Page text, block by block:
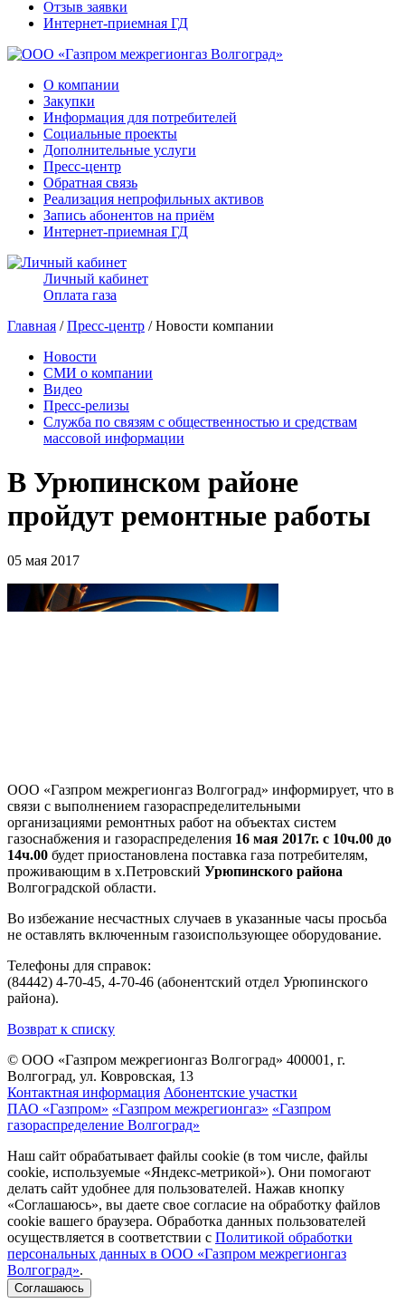
Отзыв заявки
Интернет-приемная ГД
О компании
Закупки
Информация для потребителей
Социальные проекты
Дополнительные услуги
Пресс-центр
Обратная связь
Реализация непрофильных активов
Запись абонентов на приём
Интернет-приемная ГД
Личный кабинет
Оплата газа
Главная /Пресс-центр / Новости компании
Новости
СМИ о компании
Видео
Пресс-релизы
Служба по связям с общественностью и средствам
массовой информации
В Урюпинском районе
пройдут ремонтные работы
05 мая 2017
ООО «Газпром межрегионгаз Волгоград» информирует, что в
связи с выполнением газораспределительными
организациями ремонтных работ на объектах систем
газоснабжения и газораспределения 16 мая 2017г. с 10ч.00 до
14ч.00 будет приостановлена поставка газа потребителям,
проживающим в х.Петровский Урюпинского района
Волгоградской области.
Во избежание несчастных случаев в указанные часы просьба
не оставлять включенным газоиспользующее оборудование.
Телефоны для справок:
(84442) 4-70-45, 4-70-46 (абонентский отдел Урюпинского
района).
Возврат к списку
© ООО «Газпром межрегионгаз Волгоград» 400001, г.
Волгоград, ул. Ковровская, 13
Контактная информация Абонентские участки
ПАО «Газпром» «Газпром межрегионгаз» «Газпром
газораспределение Волгоград»
Наш сайт обрабатывает файлы cookie (в том числе, файлы
cookie, используемые «Яндекс-метрикой»). Они помогают
делать сайт удобнее для пользователей. Нажав кнопку
«Соглашаюсь», вы даете свое согласие на обработку файлов
cookie вашего браузера. Обработка данных пользователей
осуществляется в соответствии с Политикой обработки
персональных данных в ООО «Газпром межрегионгаз
Волгоград».
Соглашаюсь